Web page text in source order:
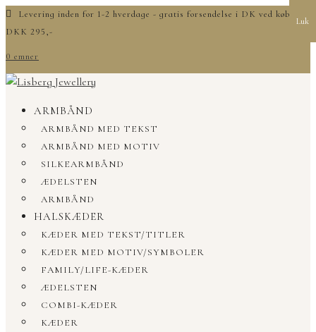
Levering inden for 1-2 hverdage - gratis forsendelse i DK ved køb over
DKK 295,-
0 emner
ARMBÅND
ARMBÅND MED TEKST
ARMBÅND MED MOTIV
SILKEARMBÅND
ÆDELSTEN
ARMBÅND
HALSKÆDER
KÆDER MED TEKST/TITLER
KÆDER MED MOTIV/SYMBOLER
FAMILY/LIFE-KÆDER
ÆDELSTEN
COMBI-KÆDER
KÆDER
Luk